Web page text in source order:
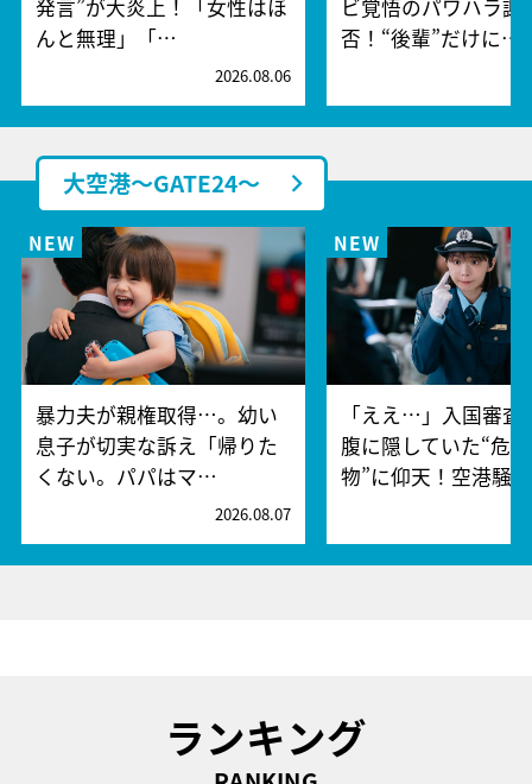
発言”が大炎上！「女性はほ
んと無理」「…
2026.08.06
ビ覚悟のパワハラ謝
否！“後輩”だけに…
大空港～GATE24～
暴力夫が親権取得…。幼い
息子が切実な訴え「帰りた
くない。パパはマ…
2026.08.07
「ええ…」入国審査
腹に隠していた“危
物”に仰天！空港騒
ランキング